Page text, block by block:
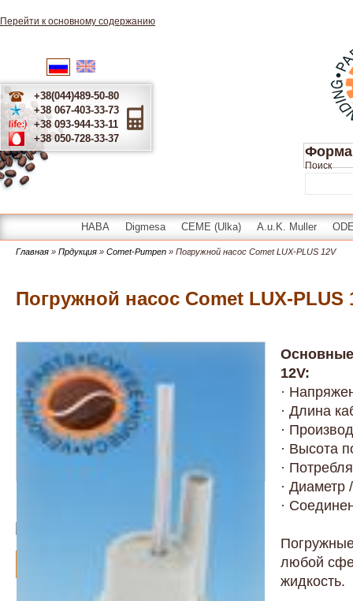
Перейти к основному содержанию
Русский
+38(044)489-50-80
+38 067-403-33-73
+38 093-944-33-11
+38 050-728-33-37
Форма
Поиск
HABA Digmesa CEME (Ulka) A.u.K. Muller
Главная » Прдукция » Comet-Pumpen » Погружной насос Comet LUX-PLUS 12V
Погружной насос Comet LUX-PLUS
1530.78.00_lux-plus.pdf
Артикул -
Основные
12V:
·
· Длина
·
· Высота
·
·
·
любой
жидкость.